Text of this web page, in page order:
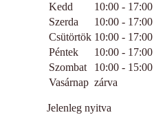
Kedd
10:00 - 17:00
Szerda
10:00 - 17:00
Csütörtök 10:00 - 17:00
Péntek
10:00 - 17:00
Szombat
10:00 - 15:00
Vasárnap zárva
Jelenleg nyitva